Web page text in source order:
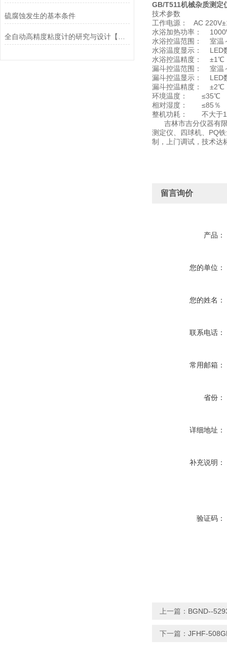
硫腐蚀发生的基本条件
GB/T511机械杂质测定
技术参数
工作电源： AC
水浴加热功率：
水浴控温范围： 室温
水浴温度显示： LED
水浴控温精度： ±1℃
漏斗控温范围： 室温
漏斗控温显示： LED
漏斗控温精度： ±2℃
环境温度： ≤35℃
相对湿度： ≤85％
整机功耗： 不大于
吉林市吉分仪器有限
测定仪、四球机、PQ
制，上门调试，技术达
留言询价
产品：
您的单位：
您的姓名：
联系电话：
常用邮箱：
省份：
详细地址：
补充说明：
验证码：
上一篇： BGND--
下一篇： JFHF-